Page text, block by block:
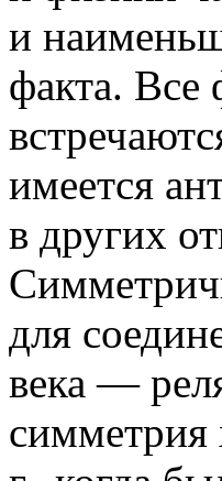
и
факта. Все
имеется
в других
для
века —
симметрия